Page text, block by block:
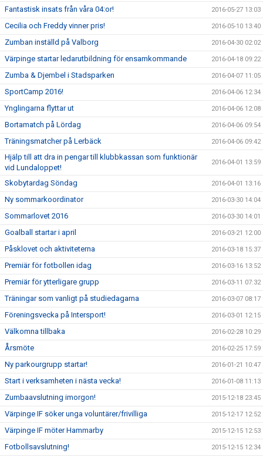
Fantastisk insats från våra 04:or! 2016-05-27 13:03
Cecilia och Freddy vinner pris! 2016-05-10 13:40
Zumban inställd på Valborg 2016-04-30 02:02
Värpinge startar ledarutbildning för ensamkommande 2016-04-18 09:22
Zumba & Djembel i Stadsparken 2016-04-07 11:05
SportCamp 2016! 2016-04-06 12:34
Ynglingarna flyttar ut 2016-04-06 12:08
Bortamatch på Lördag 2016-04-06 09:54
Träningsmatcher på Lerbäck 2016-04-06 09:42
Hjälp till att dra in pengar till klubbkassan som funktionär
vid Lundaloppet!
2016-04-01 13:59
Skobytardag Söndag 2016-04-01 13:16
Ny sommarkoordinator 2016-03-30 14:04
Sommarlovet 2016 2016-03-30 14:01
Goalball startar i april 2016-03-21 12:00
Påsklovet och aktiviteterna 2016-03-18 15:37
Premiär för fotbollen idag 2016-03-16 13:52
Premiär för ytterligare grupp 2016-03-11 07:32
Träningar som vanligt på studiedagarna 2016-03-07 08:17
Föreningsvecka på Intersport! 2016-03-01 12:15
Välkomna tillbaka 2016-02-28 10:29
Årsmöte 2016-02-25 17:59
Ny parkourgrupp startar! 2016-01-21 10:47
Start i verksamheten i nästa vecka! 2016-01-08 11:13
Zumbaavslutning imorgon! 2015-12-18 23:45
Värpinge IF söker unga voluntärer/frivilliga 2015-12-17 12:52
Värpinge IF möter Hammarby 2015-12-15 12:53
Fotbollsavslutning! 2015-12-15 12:34